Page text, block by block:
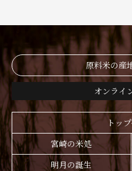
原料米の
オンライ
トッ
宮崎の米処
明月の誕生